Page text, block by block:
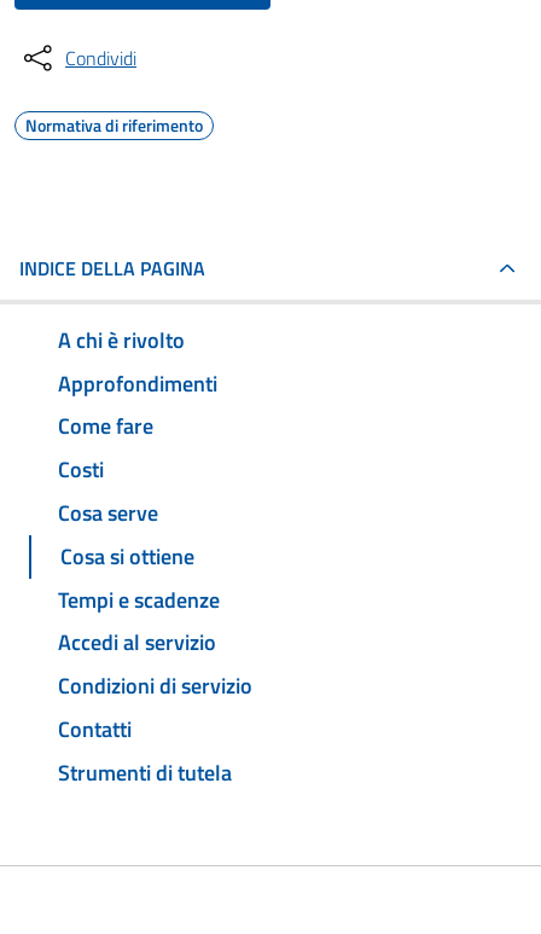
Condividi
Normativa di riferimento
INDICE DELLA PAGINA
A chi è rivolto
Approfondimenti
Come fare
Costi
Cosa serve
Cosa si ottiene
Tempi e scadenze
Accedi al servizio
Condizioni di servizio
Contatti
Strumenti di tutela